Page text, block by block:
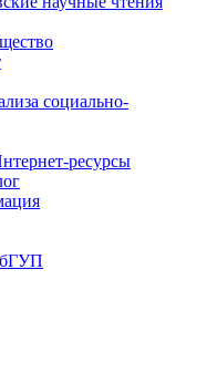
социально-
ресурсы